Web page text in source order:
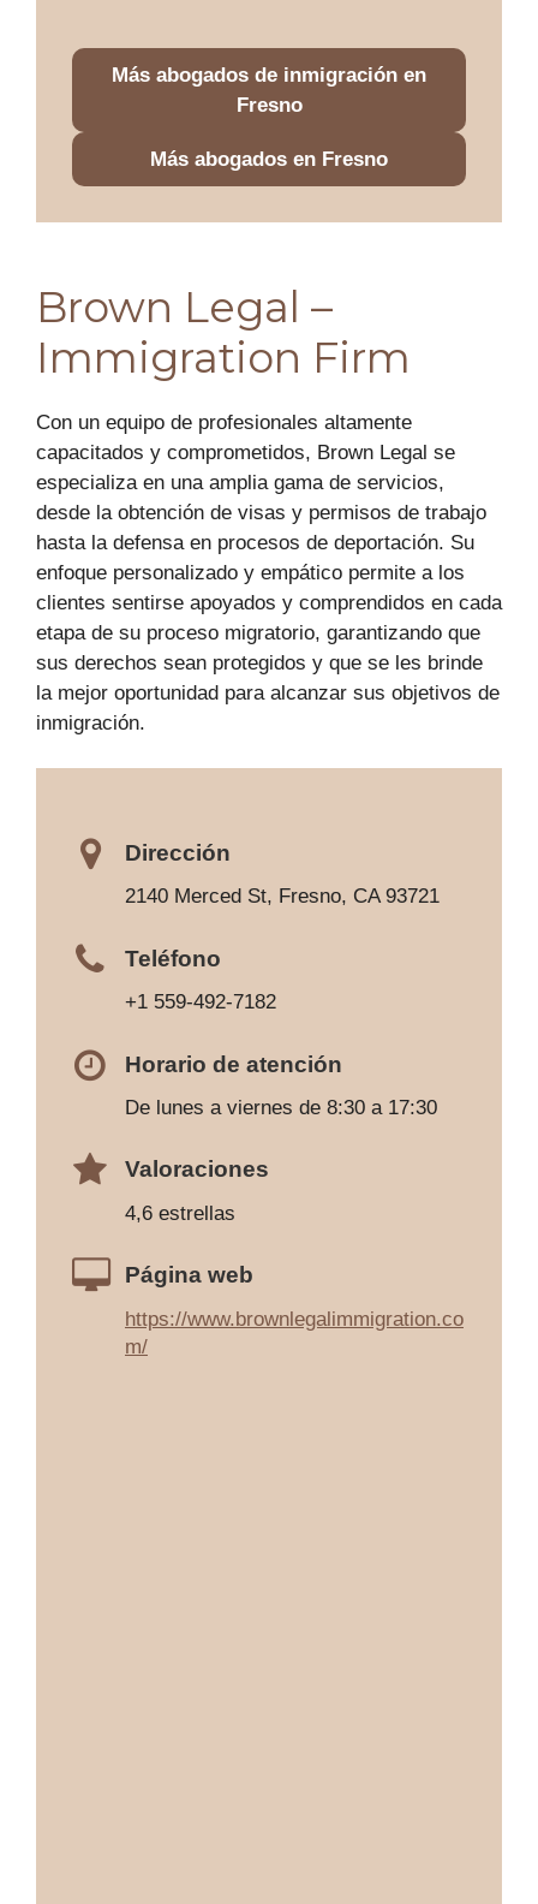
Más abogados de inmigración en
Fresno
Más abogados en Fresno
Brown Legal –
Immigration Firm
Con un equipo de profesionales altamente
capacitados y comprometidos, Brown Legal se
especializa en una amplia gama de servicios,
desde la obtención de visas y permisos de trabajo
hasta la defensa en procesos de deportación. Su
enfoque personalizado y empático permite a los
clientes sentirse apoyados y comprendidos en cada
etapa de su proceso migratorio, garantizando que
sus derechos sean protegidos y que se les brinde
la mejor oportunidad para alcanzar sus objetivos de
inmigración.
Dirección
2140 Merced St, Fresno, CA 93721
Teléfono
+1 559-492-7182
Horario de atención
De lunes a viernes de 8:30 a 17:30
Valoraciones
4,6 estrellas
Página web
https://www.brownlegalimmigration.co
m/